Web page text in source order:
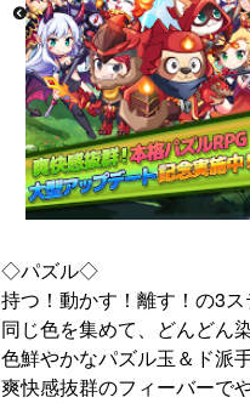
◇パズル◇
持つ！動かす！離す！の3ス
同じ色を集めて、どんどん
色鮮やかなパズル玉＆ド派
爽快感抜群のフィーバーで